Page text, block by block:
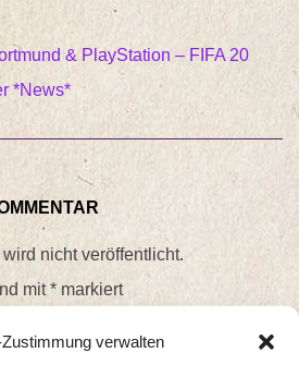
verwalten
& PlayStation – FIFA 20
*News*
nicht veröffentlicht.
mit* markiert